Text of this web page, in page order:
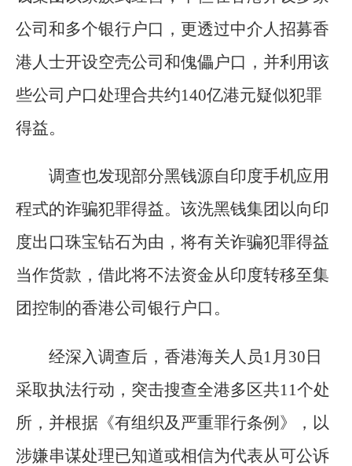
公司和多个银行户口，更透过中介人招募香
港人士开设空壳公司和傀儡户口，并利用该
些公司户口处理合共约140亿港元疑似犯罪
得益。
调查也发现部分黑钱源自印度手机应用
程式的诈骗犯罪得益。该洗黑钱集团以向印
度出口珠宝钻石为由，将有关诈骗犯罪得益
当作货款，借此将不法资金从印度转移至集
团控制的香港公司银行户口。
经深入调查后，香港海关人员1月30日
采取执法行动，突击搜查全港多区共11个处
所，并根据《有组织及严重罪行条例》，以
涉嫌串谋处理已知道或相信为代表从可公诉